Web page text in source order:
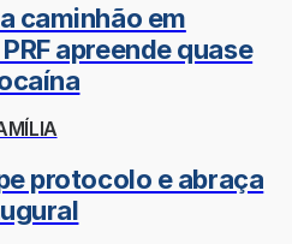
caminhão em
apreende quase
protocolo e abraça